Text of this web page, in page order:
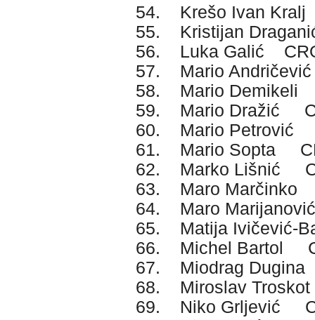
54. Krešo Ivan
55. Kristijan
56. Luka Galić
57. Mario
58. Mario Demikeli
59. Mario Dražić
60. Mario Petrović
61. Mario Sopta
62. Marko Lišnić
63. Maro Marčinko
64. Maro
65. Matija Ivičević-
66. Michel Bartol
67. Miodrag
68. Miroslav
69. Niko Grljević